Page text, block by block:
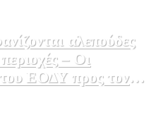
αλεπούδες
– Οι
του ΕΟΔΥ προς τον